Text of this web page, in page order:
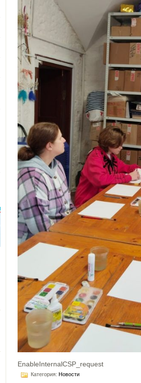
EnableInternalCSP_request
Категория: Новости